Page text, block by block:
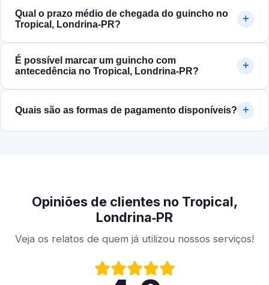
Qual o prazo médio de chegada do guincho no
Tropical, Londrina‑PR?
É possível marcar um guincho com
antecedência no Tropical, Londrina‑PR?
Quais são as formas de pagamento disponíveis?
Opiniões de clientes no Tropical,
Londrina‑PR
Veja os relatos de quem já utilizou nossos serviços!